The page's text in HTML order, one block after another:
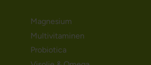
Magnesium
Multivitaminen
Probiotica